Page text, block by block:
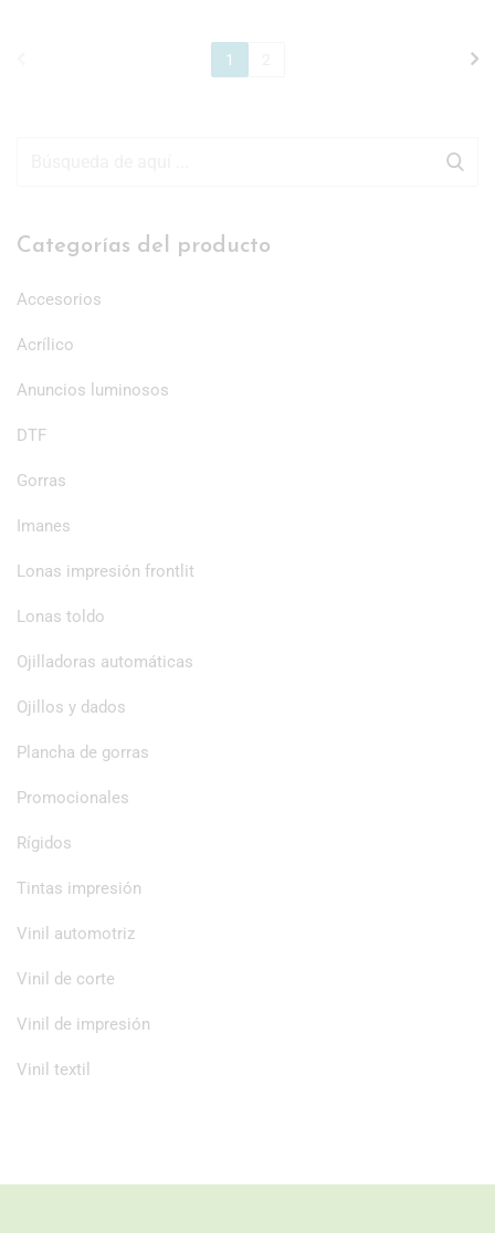
1
Categorías del producto
Accesorios
Acrílico
Anuncios luminosos
DTF
Gorras
Imanes
Lonas impresión frontlit
Lonas toldo
Ojilladoras automáticas
Ojillos y dados
Plancha de gorras
Promocionales
Rígidos
Tintas impresión
Vinil automotriz
Vinil de corte
Vinil de impresión
Vinil textil